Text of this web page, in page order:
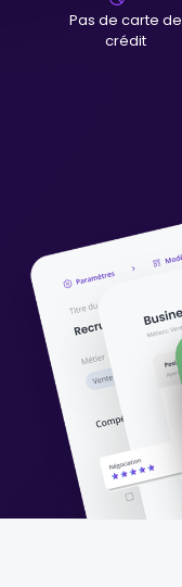
Pas de carte de
crédit